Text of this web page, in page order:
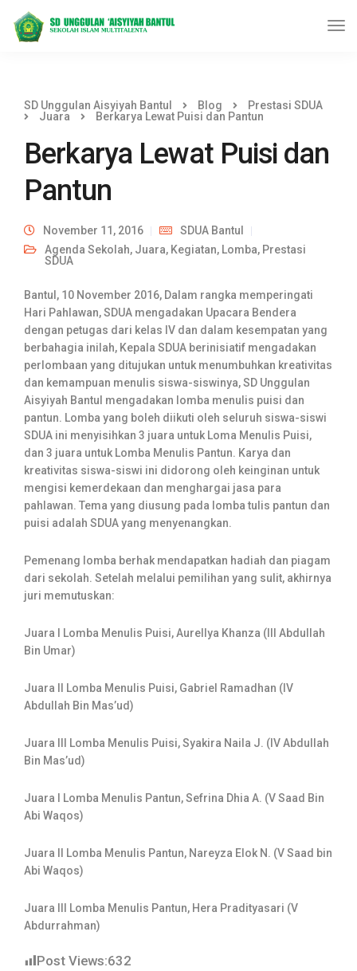
SD Unggulan Aisyiyah Bantul Blog
Prestasi SDUA
Juara
Berkarya Lewat Puisi dan Pantun
Berkarya Lewat Puisi dan
Pantun
November 11, 2016
SDUA Bantul
Agenda Sekolah, Juara, Kegiatan, Lomba, Prestasi
SDUA
Bantul, 10 November 2016, Dalam rangka memperingati
Hari Pahlawan, SDUA mengadakan Upacara Bendera
dengan petugas dari kelas IV dan dalam kesempatan yang
berbahagia inilah, Kepala SDUA berinisiatif mengadakan
perlombaan yang ditujukan untuk menumbuhkan kreativitas
dan kemampuan menulis siswa-siswinya, SD Unggulan
Aisyiyah Bantul mengadakan lomba menulis puisi dan
pantun. Lomba yang boleh diikuti oleh seluruh siswa-siswi
SDUA ini menyisihkan 3 juara untuk Loma Menulis Puisi,
dan 3 juara untuk Lomba Menulis Pantun. Karya dan
kreativitas siswa-siswi ini didorong oleh keinginan untuk
mengisi kemerdekaan dan menghargai jasa para
pahlawan. Tema yang diusung pada lomba tulis pantun dan
puisi adalah SDUA yang menyenangkan.
Pemenang lomba berhak mendapatkan hadiah dan piagam
dari sekolah. Setelah melalui pemilihan yang sulit, akhirnya
juri memutuskan:
Juara I Lomba Menulis Puisi, Aurellya Khanza (III Abdullah
Bin Umar)
Juara II Lomba Menulis Puisi, Gabriel Ramadhan (IV
Abdullah Bin Mas’ud)
Juara III Lomba Menulis Puisi, Syakira Naila J. (IV Abdullah
Bin Mas’ud)
Juara I Lomba Menulis Pantun, Sefrina Dhia A. (V Saad Bin
Abi Waqos)
Juara II Lomba Menulis Pantun, Nareyza Elok N. (V Saad bin
Abi Waqos)
Juara III Lomba Menulis Pantun, Hera Pradityasari (V
Abdurrahman)
Post Views:632